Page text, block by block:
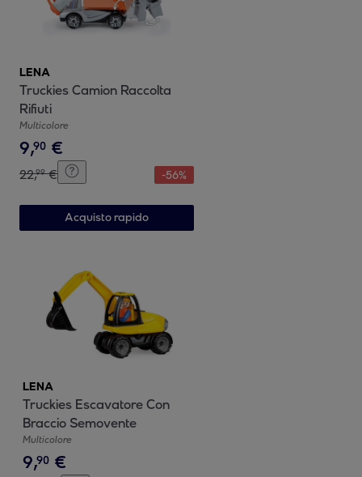
LENA
Truckies Camion Raccolta
Rifiuti
Multicolore
9,90 €
22,99 € -56%
Acquisto rapido
LENA
Truckies Escavatore Con
Braccio Semovente
Multicolore
9,90 €